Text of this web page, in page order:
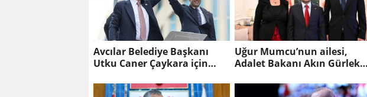
Avcılar Belediye Başkanı
Utku Caner Çaykara için
Uğur Mumcu’nun ailesi,
Adalet Bakanı Akın Gürlek